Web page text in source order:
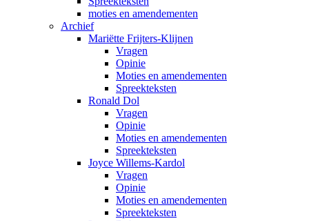
moties en amendementen
Archief
Mariëtte Frijters-Klijnen
Vragen
Opinie
Moties en amendementen
Spreekteksten
Ronald Dol
Vragen
Opinie
Moties en amendementen
Spreekteksten
Joyce Willems-Kardol
Vragen
Opinie
Moties en amendementen
Spreekteksten